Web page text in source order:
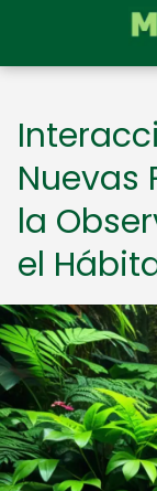
Nuevas
la
el